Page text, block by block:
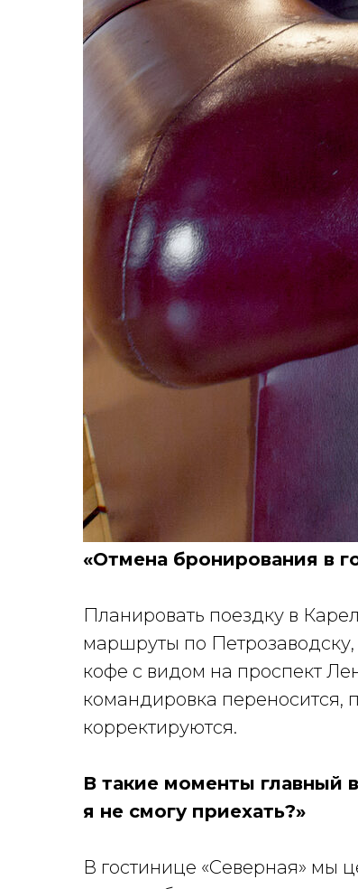
«Отмена бронирования в
Планировать поездку в
маршруты по Петрозаводску,
кофе с видом на проспект
командировка переносится,
корректируются.
В такие моменты главный
я не смогу приехать?»
В гостинице «Северная» мы